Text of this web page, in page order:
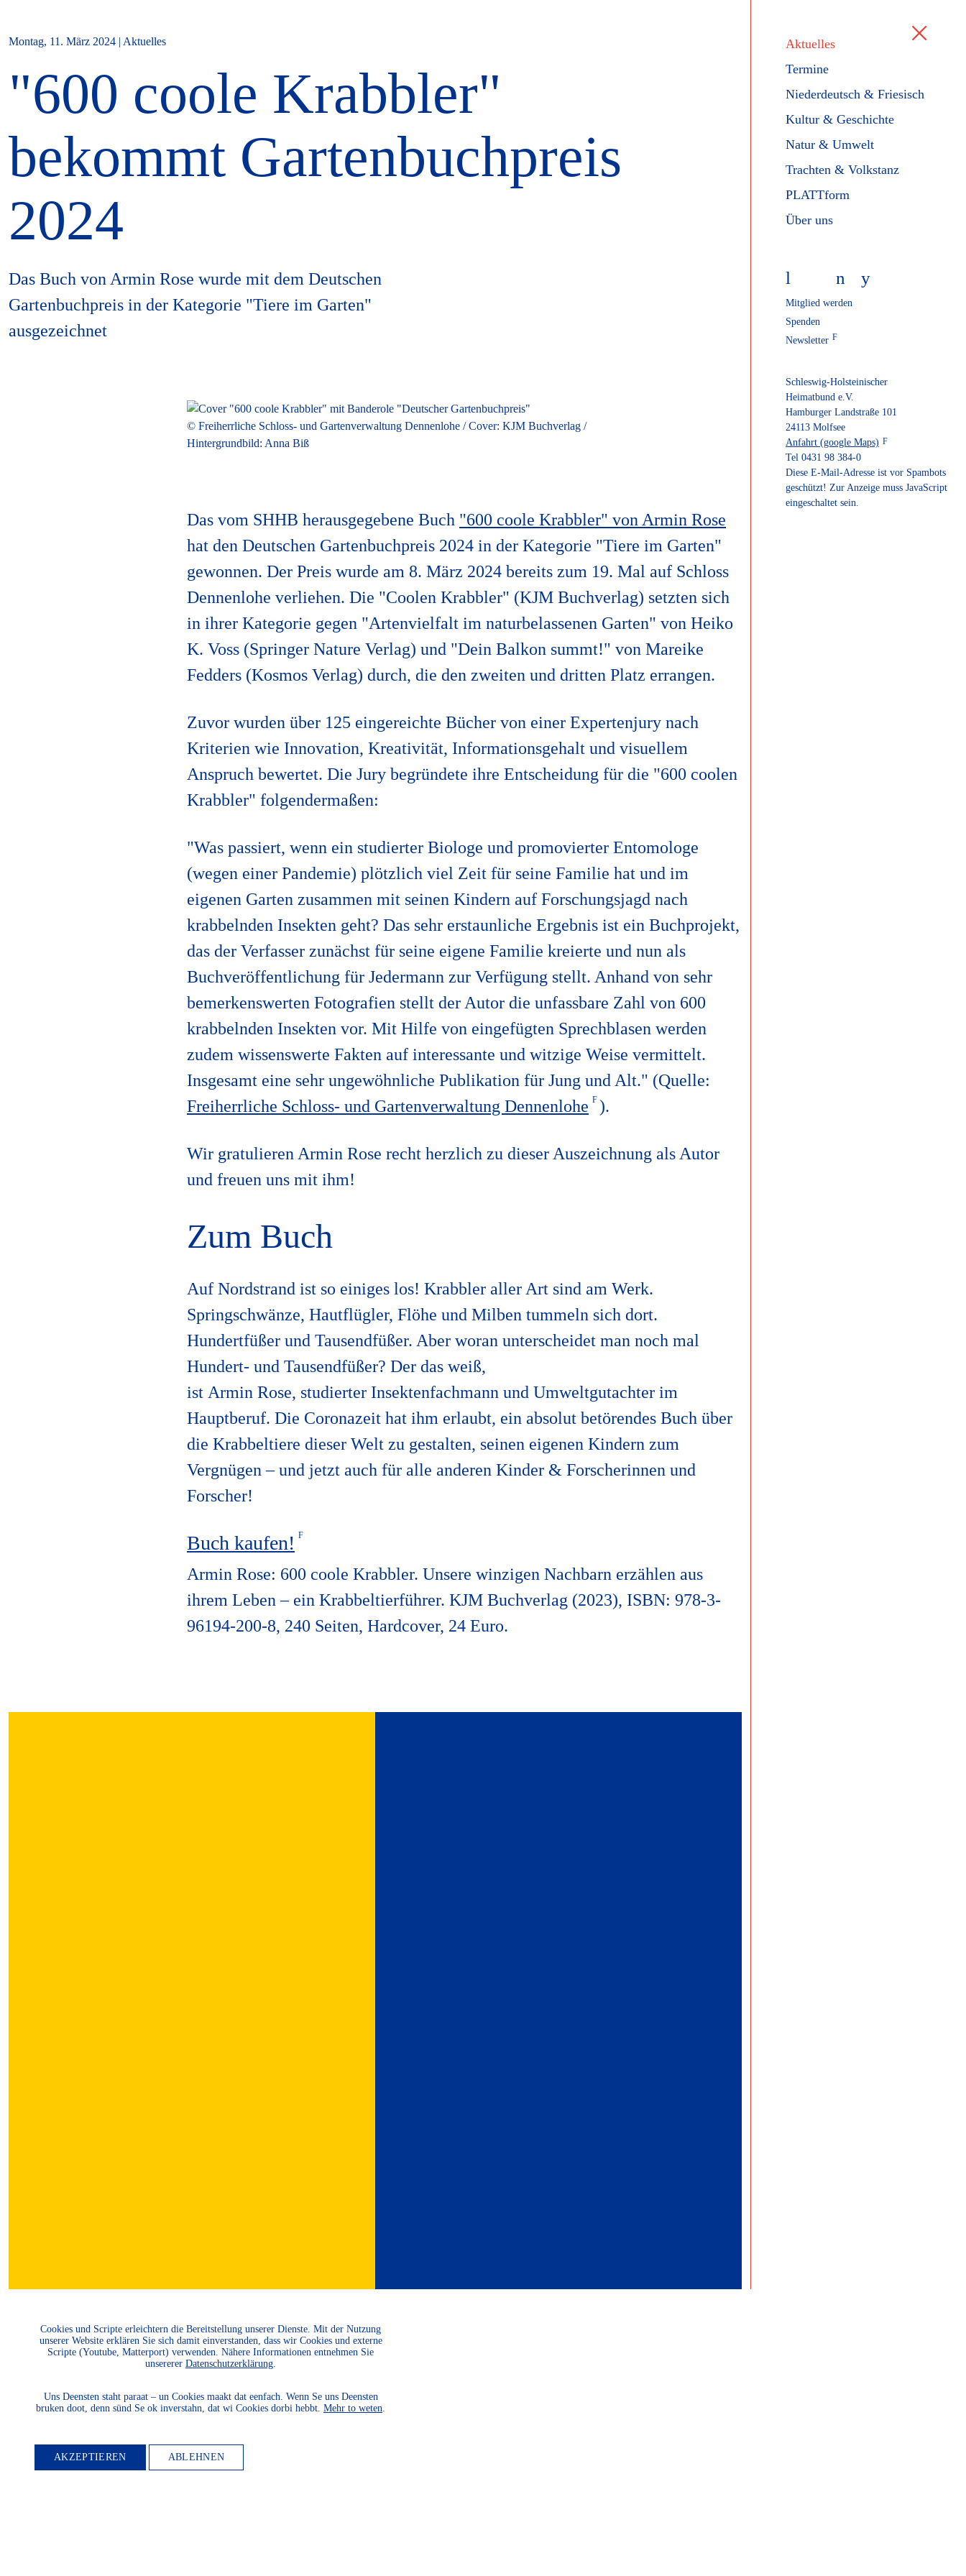
Aktuelles
Termine
Niederdeutsch & Friesisch
Kultur & Geschichte
Natur & Umwelt
Trachten & Volkstanz
PLATTform
Über uns
l n y
Mitglied werden
Spenden
Newsletter
Schleswig-Holsteinischer
Heimatbund e.V.
Hamburger Landstraße 101
24113 Molfsee
Anfahrt (google Maps)
Tel 0431 98 384-0
Diese E-Mail-Adresse ist vor Spambots
geschützt! Zur Anzeige muss JavaScript
eingeschaltet sein.
Montag, 11. März 2024 | Aktuelles
"600 coole Krabbler"
bekommt Gartenbuchpreis
2024
Das Buch von Armin Rose wurde mit dem Deutschen
Gartenbuchpreis in der Kategorie "Tiere im Garten"
ausgezeichnet
© Freiherrliche Schloss- und Gartenverwaltung Dennenlohe / Cover: KJM Buchverlag /
Hintergrundbild: Anna Biß
Das vom SHHB herausgegebene Buch "600 coole Krabbler" von Armin Rose
hat den Deutschen Gartenbuchpreis 2024 in der Kategorie "Tiere im Garten"
gewonnen. Der Preis wurde am 8. März 2024 bereits zum 19. Mal auf Schloss
Dennenlohe verliehen. Die "Coolen Krabbler" (KJM Buchverlag) setzten sich
in ihrer Kategorie gegen "Artenvielfalt im naturbelassenen Garten" von Heiko
K. Voss (Springer Nature Verlag) und "Dein Balkon summt!" von Mareike
Fedders (Kosmos Verlag) durch, die den zweiten und dritten Platz errangen.
Zuvor wurden über 125 eingereichte Bücher von einer Expertenjury nach
Kriterien wie Innovation, Kreativität, Informationsgehalt und visuellem
Anspruch bewertet. Die Jury begründete ihre Entscheidung für die "600 coolen
Krabbler" folgendermaßen:
"Was passiert, wenn ein studierter Biologe und promovierter Entomologe
(wegen einer Pandemie) plötzlich viel Zeit für seine Familie hat und im
eigenen Garten zusammen mit seinen Kindern auf Forschungsjagd nach
krabbelnden Insekten geht? Das sehr erstaunliche Ergebnis ist ein Buchprojekt,
das der Verfasser zunächst für seine eigene Familie kreierte und nun als
Buchveröffentlichung für Jedermann zur Verfügung stellt. Anhand von sehr
bemerkenswerten Fotografien stellt der Autor die unfassbare Zahl von 600
krabbelnden Insekten vor. Mit Hilfe von eingefügten Sprechblasen werden
zudem wissenswerte Fakten auf interessante und witzige Weise vermittelt.
Insgesamt eine sehr ungewöhnliche Publikation für Jung und Alt." (Quelle:
Freiherrliche Schloss- und Gartenverwaltung Dennenlohe
).
Wir gratulieren Armin Rose recht herzlich zu dieser Auszeichnung als Autor
und freuen uns mit ihm!
Zum Buch
Auf Nordstrand ist so einiges los! Krabbler aller Art sind am Werk.
Springschwänze, Hautflügler, Flöhe und Milben tummeln sich dort.
Hundertfüßer und Tausendfüßer. Aber woran unterscheidet man noch mal
Hundert- und Tausendfüßer? Der das weiß,
ist Armin Rose, studierter Insektenfachmann und Umweltgutachter im
Hauptberuf. Die Coronazeit hat ihm erlaubt, ein absolut betörendes Buch über
die Krabbeltiere dieser Welt zu gestalten, seinen eigenen Kindern zum
Vergnügen – und jetzt auch für alle anderen Kinder & Forscherinnen und
Forscher!
Buch kaufen!
Armin Rose: 600 coole Krabbler. Unsere winzigen Nachbarn erzählen aus
ihrem Leben– ein Krabbeltierführer. KJM Buchverlag (2023), ISBN: 978-3-
96194-200-8, 240 Seiten, Hardcover, 24 Euro.
Cookies und Scripte erleichtern die Bereitstellung unserer Dienste. Mit der Nutzung
unserer Website erklären Sie sich damit einverstanden, dass wir Cookies und externe
Scripte (Youtube, Matterport) verwenden. Nähere Informationen entnehmen Sie
unsererer Datenschutzerklärung
Uns Deensten staht paraat – un Cookies maakt dat eenfach. Wenn Se uns Deensten
bruken doot, denn sünd Se ok inverstahn, dat wi Cookies dorbi hebbt. Mehr to weten
AKZEPTIEREN ABLEHNEN